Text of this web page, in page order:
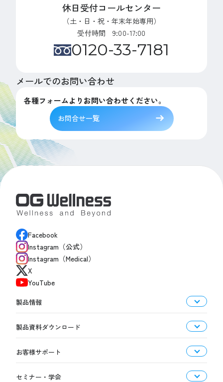
休日受付コールセンター
（土・日・祝・年末年始専用）
受付時間 9:00-17:00
0120-33-7181
メールでのお問い合わせ
各種フォームよりお問い合わせください。
お問合せ一覧
Facebook
Instagram（公式）
Instagram（Medical）
X
YouTube
製品情報
製品資料ダウンロード
お客様サポート
セミナー・学会